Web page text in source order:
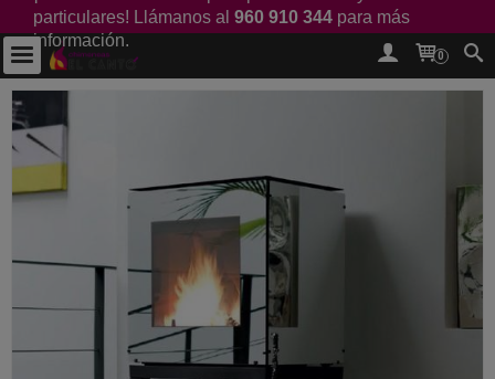
particulares! Llámanos al 960 910 344 para más
información.
0